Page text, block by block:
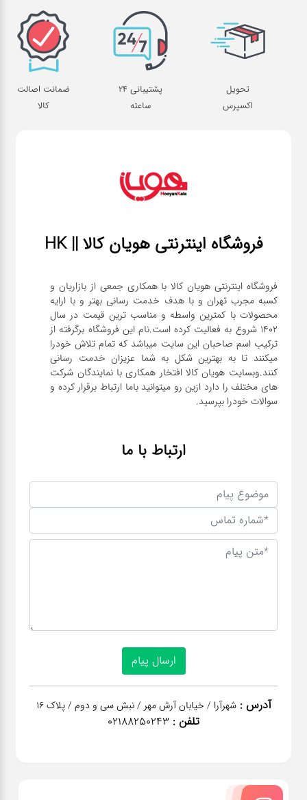
تحویل
اکسپرس
پشتیبانی 24
ساعته
ضمانت اصالت
کالا
فروشگاه اینترنتی هویان کالا || HK
فروشگاه اینترنتی هویان کالا با همکاری جمعی از بازاریان و
کسبه مجرب تهران و با هدف خدمت رسانی بهتر و با ارایه
محصولات با کمترین واسطه و مناسب ترین قیمت در سال
1402 شروع به فعالیت کرده است.نام این فروشگاه برگرفته از
ترکیب اسم صاحبان این سایت میباشد که تمام تلاش خودرا
میکنند تا به بهترین شکل به شما عزیزان خدمت رسانی
کنند.وبسایت هویان کالا افتخار همکاری با نمایندگان شرکت
های مختلف را دارد ازین رو میتوانید باما ارتباط برقرار کرده و
سوالات خودرا بپرسید.
ارتباط با ما
آدرس : شهرآرا / خیابان آرش مهر / نبش سی و دوم / پلاک 16
تلفن : 02188250243